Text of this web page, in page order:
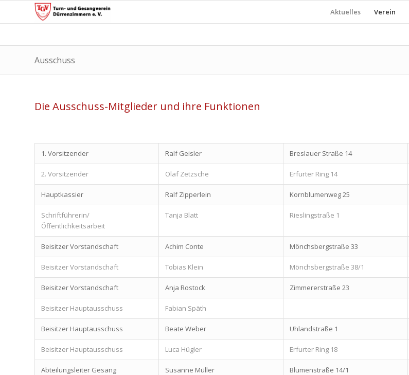
Aktuelles Verein
Ausschuss
Die Ausschuss-Mitglieder und ihre Funktionen
1. Vorsitzender Ralf Geisler Breslauer Straße 14
2. Vorsitzender Olaf Zetzsche Erfurter Ring 14
Hauptkassier Ralf Zipperlein Kornblumenweg 25
Schriftführerin/
Öffentlichkeitsarbeit
Tanja Blatt Rieslingstraße 1
Beisitzer Vorstandschaft Achim Conte Mönchsbergstraße 33
Beisitzer Vorstandschaft Tobias Klein Mönchsbergstraße 38/1
Beisitzer Vorstandschaft Anja Rostock Zimmererstraße 23
Beisitzer Hauptausschuss Fabian Späth
Beisitzer Hauptausschuss Beate Weber Uhlandstraße 1
Beisitzer Hauptausschuss Luca Hügler Erfurter Ring 18
Abteilungsleiter Gesang Susanne Müller Blumenstraße 14/1